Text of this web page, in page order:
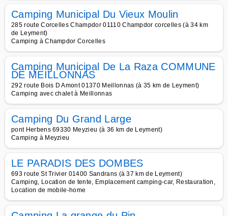
Camping Municipal Du Vieux Moulin
285 route Corcelles Champdor 01110 Champdor corcelles (à 34 km
de Leyment)
Camping à Champdor Corcelles
Camping Municipal De La Raza COMMUNE
DE MEILLONNAS
292 route Bois D Amont 01370 Meillonnas (à 35 km de Leyment)
Camping avec chalet à Meillonnas
Camping Du Grand Large
pont Herbens 69330 Meyzieu (à 36 km de Leyment)
Camping à Meyzieu
LE PARADIS DES DOMBES
693 route St Trivier 01400 Sandrans (à 37 km de Leyment)
Camping, Location de tente, Emplacement camping-car, Restauration,
Location de mobile-home